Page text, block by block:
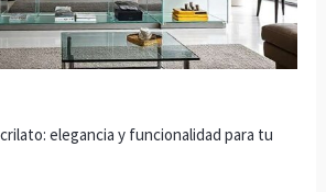
elegancia y funcionalidad para tu